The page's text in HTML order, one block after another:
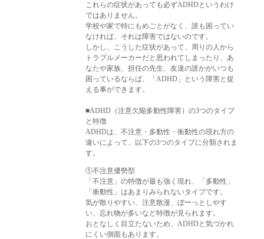
これらの症状があっても必ずADHDというわけ
ではありません。
学校や家で特にもめごとがなく、誰も困ってい
なければ、それは障害ではないのです。
しかし、こうした症状があって、周りの人から
トラブルメーカーだと思われてしまったり、あ
なたや家族、担任の先生、友達の誰かがいつも
困っているならば、「ADHD」という障害と捉
える事ができます。
■ADHD（注意欠陥多動性障害）の3つのタイプ
と特徴
ADHDは、不注意・多動性・衝動性の現れ方の
違いによって、以下の3つのタイプに分類されま
す。
①不注意優勢型
「不注意」の特徴が最も強く現れ、「多動性」
「衝動性」はあまりみられないタイプです。
気が散りやすい、注意散漫、ぼーっとしやす
い、忘れ物が多いなど特徴が見られます。
おとなしく目立たないため、ADHDと気づかれ
にくい側面もあります。